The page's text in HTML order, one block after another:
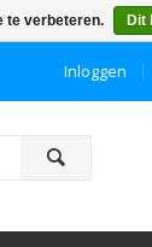
Inloggen
ô
te verbeteren. Dit